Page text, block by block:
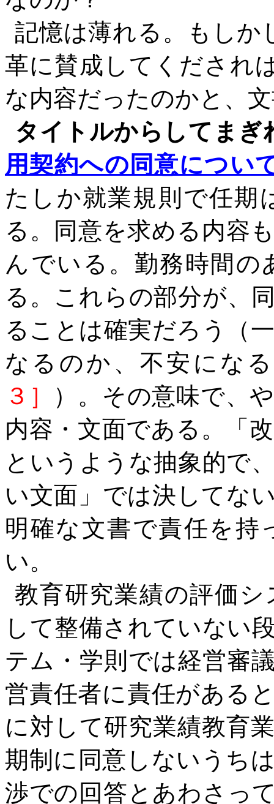
記憶は薄れる。もしか
革に賛成してくだされ
な内容だったのかと、
タイトルからしてまぎ
用契約への同意につい
たしか就業規則で任期
る。同意を求める内容
んでいる。勤務時間の
る。これらの部分が、
ることは確実だろう（
なるのか、不安にな
３］
）。その意味で、
内容・文面である。「
というような抽象的で
い文面」では決してな
明確な文書で責任を持
い。
教育研究業績の評価
して整備されていない
テム・学則では経営審
営責任者に責任がある
に対して研究業績教育
期制に同意しないうち
渉での回答とあわさっ